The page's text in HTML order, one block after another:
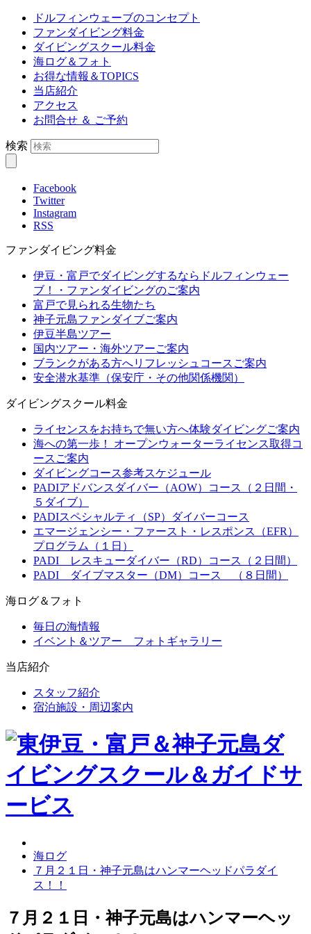
ドルフィンウェーブのコンセプト
ファンダイビング料金
ダイビングスクール料金
海ログ＆フォト
お得な情報＆TOPICS
当店紹介
アクセス
お問合せ ＆ ご予約
検索
Facebook
Twitter
Instagram
RSS
ファンダイビング料金
伊豆・富戸でダイビングするならドルフィンウェー
ブ！・ファンダイビングのご案内
富戸で見られる生物たち
神子元島ファンダイブご案内
伊豆半島ツアー
国内ツアー・海外ツアーご案内
ブランクがある方へリフレッシュコースご案内
安全潜水基準（保安庁・その他関係機関）
ダイビングスクール料金
ライセンスをお持ちで無い方へ体験ダイビングご案内
海への第一歩！ オープンウォーターライセンス取得コ
ースご案内
ダイビングコース参考スケジュール
PADIアドバンスダイバー（AOW）コース（２日間・
５ダイブ）
PADIスペシャルティ（SP）ダイバーコース
エマージェンシー・ファースト・レスポンス（EFR）
プログラム（１日）
PADI レスキューダイバー（RD）コース（２日間）
PADI ダイブマスター（DM）コース （８日間）
海ログ＆フォト
毎日の海情報
イベント＆ツアー フォトギャラリー
当店紹介
スタッフ紹介
宿泊施設・周辺案内
海ログ
７月２１日・神子元島はハンマーヘッドパラダイ
ス！！
７月２１日・神子元島はハンマーヘッ